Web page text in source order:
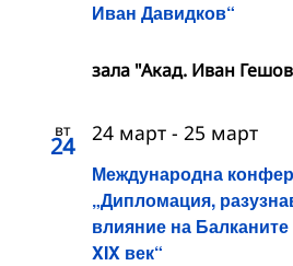
Иван Давидков“
зала "Акад. Иван
вт
24
Международна
„Дипломация,
влияние на
XIX век“
24 март - 25 март